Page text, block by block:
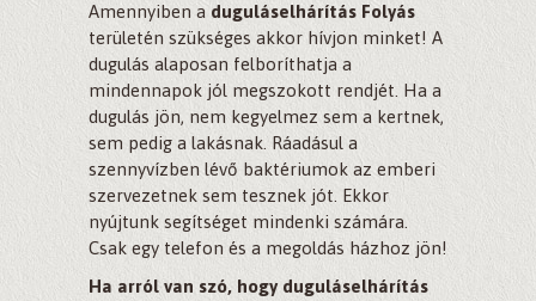
Amennyiben a duguláselhárítás Folyás
területén szükséges akkor hívjon minket! A
dugulás alaposan felboríthatja a
mindennapok jól megszokott rendjét. Ha a
dugulás jön, nem kegyelmez sem a kertnek,
sem pedig a lakásnak. Ráadásul a
szennyvízben lévő baktériumok az emberi
szervezetnek sem tesznek jót. Ekkor
nyújtunk segítséget mindenki számára.
Csak egy telefon és a megoldás házhoz jön!
Ha arról van szó, hogy duguláselhárítás